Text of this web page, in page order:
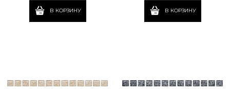
В КОРЗИНУ В КОРЗИНУ